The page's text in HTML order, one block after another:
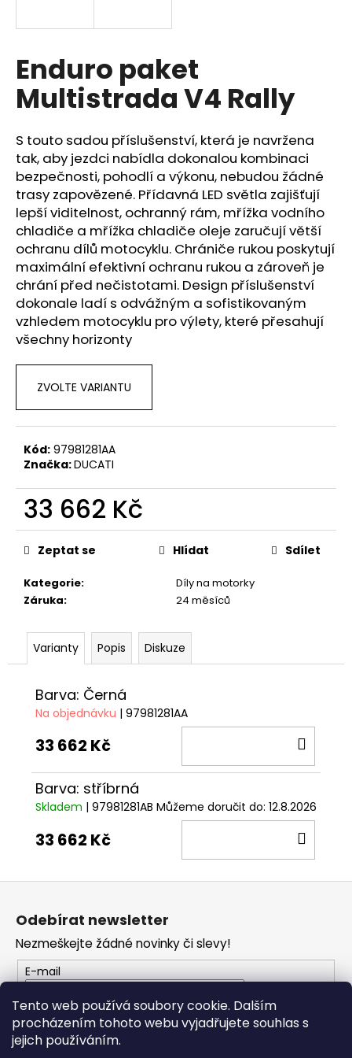
Tento web používá soubory cookie. Dalším
procházením tohoto webu vyjadřujete souhlas s
jejich používáním.
Enduro paket
Multistrada V4 Rally
S touto sadou příslušenství, která je navržena
tak, aby jezdci nabídla dokonalou kombinaci
bezpečnosti, pohodlí a výkonu, nebudou žádné
trasy zapovězené. Přídavná LED světla zajišťují
lepší viditelnost, ochranný rám, mřížka vodního
chladiče a mřížka chladiče oleje zaručují větší
ochranu dílů motocyklu. Chrániče rukou poskytují
maximální efektivní ochranu rukou a zároveň je
chrání před nečistotami. Design příslušenství
dokonale ladí s odvážným a sofistikovaným
vzhledem motocyklu pro výlety, které přesahují
všechny horizonty
ZVOLTE VARIANTU
Kód: 97981281AA
Značka:DUCATI
33 662 Kč
Měrná
cena:
Kategorie:
Díly na motorky
Záruka: 24 měsíců
Zeptat se Hlídat Sdílet
Varianty Popis Diskuze
Barva: Černá
Na objednávku | 97981281AA
33 662 Kč
Barva: stříbrná
Skladem | 97981281AB Můžeme doručit do: 12.8.2026
33 662 Kč
í
t
?
HLEDAT
D
o
p
o
r
u
u
e
m
e
KŠILTOVKA
GP
REPLICA
25
Kč
t
í
Odebírat newsletter
Nezmeškejte žádné novinky či slevy!
E-mail
PŘIHLÁSIT SE